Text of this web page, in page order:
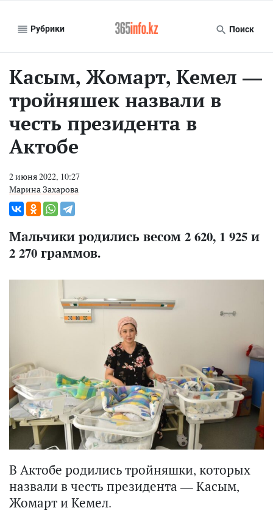
Рубрики Поиск
Касым, Жомарт, Кемел —
тройняшек назвали в
честь президента в
Актобе
2 июня 2022, 10:27
Марина Захарова
Мальчики родились весом 2 620, 1 925 и
2 270 граммов.
В Актобе родились тройняшки, которых
назвали в честь президента — Касым,
Жомарт и Кемел.